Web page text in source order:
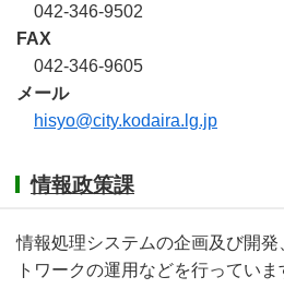
042-346-9502
FAX
042-346-9605
メール
hisyo@city.kodaira.lg.jp
情報政策課
情報処理システムの企画及び開
トワークの運用などを行っていま